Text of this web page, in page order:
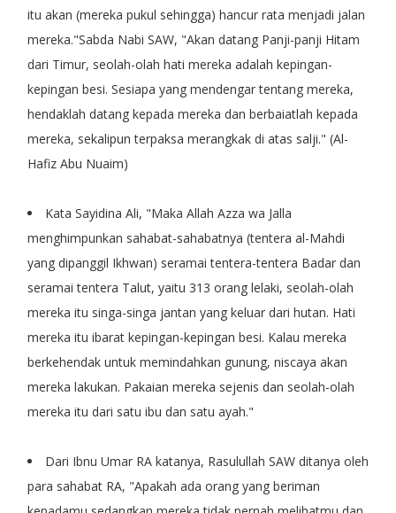
itu akan (mereka pukul sehingga) hancur rata menjadi jalan
mereka."Sabda Nabi SAW, "Akan datang Panji-panji Hitam
dari Timur, seolah-olah hati mereka adalah kepingan-
kepingan besi. Sesiapa yang mendengar tentang mereka,
hendaklah datang kepada mereka dan berbaiatlah kepada
mereka, sekalipun terpaksa merangkak di atas salji." (Al-
Hafiz Abu Nuaim)
Kata Sayidina Ali, "Maka Allah Azza wa Jalla
menghimpunkan sahabat-sahabatnya (tentera al-Mahdi
yang dipanggil Ikhwan) seramai tentera-tentera Badar dan
seramai tentera Talut, yaitu 313 orang lelaki, seolah-olah
mereka itu singa-singa jantan yang keluar dari hutan. Hati
mereka itu ibarat kepingan-kepingan besi. Kalau mereka
berkehendak untuk memindahkan gunung, niscaya akan
mereka lakukan. Pakaian mereka sejenis dan seolah-olah
mereka itu dari satu ibu dan satu ayah."
Dari Ibnu Umar RA katanya, Rasulullah SAW ditanya oleh
para sahabat RA, "Apakah ada orang yang beriman